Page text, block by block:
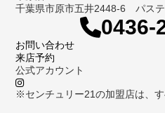
千葉県市原市五井2448-6 パス
0436-
お問い合わせ
来店予約
公式アカウント
※センチュリー21の加盟店は、す